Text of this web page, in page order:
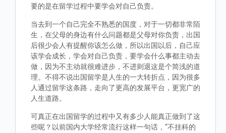
要的是在留学过程中要学会对自己负责。
当去到一个自己完全不熟悉的国度，对于一切都非常陌
生，在父母的身边有什么问题都是父母对你负责，出国
后很少会人有提醒你该怎么做，所以出国以后，自己应
该学会成长，学会对自己负责，要学会什么事都主动去
做，因为不主动就很难进步，不进则退这是个简浅的道
理。不得不说出国留学是人生的一大转折点，因为很多
人通过留学这条路，走向了更高的发展平台，更宽广的
人生道路。
可真正在出国留学的过程中又有多少人能真正做到了这
些呢？以前国内大学经常流行这样一句话，“不挂科的